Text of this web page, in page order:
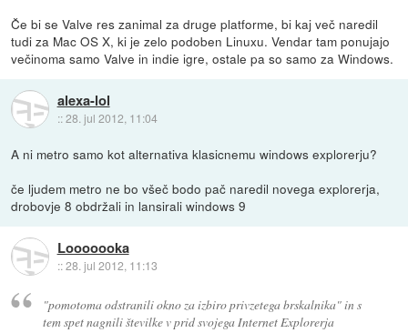
Če bi se Valve res zanimal za druge platforme, bi kaj več naredil
tudi za Mac OS X, ki je zelo podoben Linuxu. Vendar tam ponujajo
večinoma samo Valve in indie igre, ostale pa so samo za Windows.
alexa-lol
::28. jul 2012, 11:04
A ni metro samo kot alternativa klasicnemu windows explorerju?
če ljudem metro ne bo všeč bodo pač naredil novega explorerja,
drobovje 8 obdržali in lansirali windows 9
Looooooka
::28. jul 2012, 11:13
"pomotoma odstranili okno za izbiro privzetega brskalnika" in s
tem spet nagnili številke v prid svojega Internet Explorerja